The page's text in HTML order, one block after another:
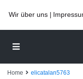
Wir über uns
Home elicatalan5763